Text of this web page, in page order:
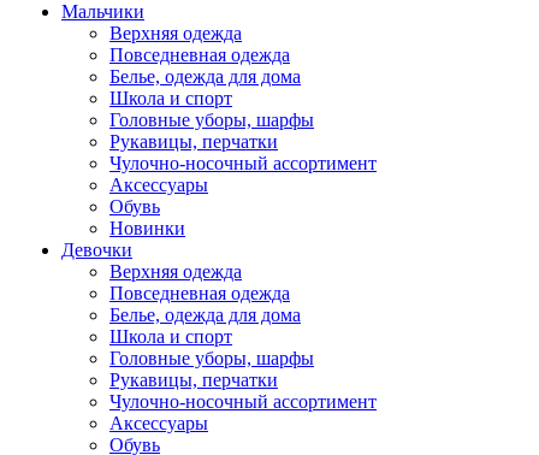
Мальчики
Верхняя одежда
Повседневная одежда
Белье, одежда для дома
Школа и спорт
Головные уборы, шарфы
Рукавицы, перчатки
Чулочно-носочный ассортимент
Аксессуары
Обувь
Новинки
Девочки
Верхняя одежда
Повседневная одежда
Белье, одежда для дома
Школа и спорт
Головные уборы, шарфы
Рукавицы, перчатки
Чулочно-носочный ассортимент
Аксессуары
Обувь